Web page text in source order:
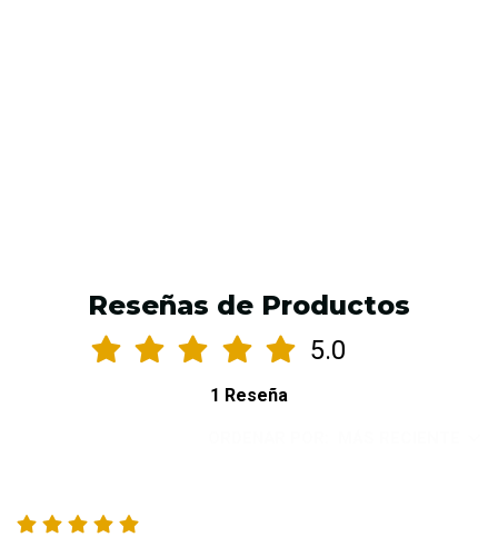
Reseñas de Productos
5.0
1 Reseña